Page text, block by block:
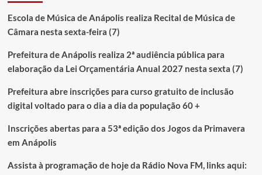
Escola de Música de Anápolis realiza Recital de Música de
Câmara nesta sexta-feira (7)
Prefeitura de Anápolis realiza 2ª audiência pública para
elaboração da Lei Orçamentária Anual 2027 nesta sexta (7)
Prefeitura abre inscrições para curso gratuito de inclusão
digital voltado para o dia a dia da população 60 +
Inscrições abertas para a 53ª edição dos Jogos da Primavera
em Anápolis
Assista à programação de hoje da Rádio Nova FM, links aqui: